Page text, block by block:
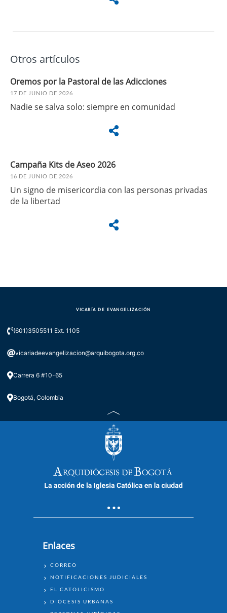
Otros artículos
Oremos por la Pastoral de las Adicciones
17 DE JUNIO DE 2026
Nadie se salva solo: siempre en comunidad
Campaña Kits de Aseo 2026
16 DE JUNIO DE 2026
Un signo de misericordia con las personas privadas
de la libertad
VICARÍA DE EVANGELIZACIÓN
(601)3505511 Ext. 1105
vicariadeevangelizacion@arquibogota.org.co
Carrera 6 #10-65
Bogotá, Colombia
Enlaces
ENLACES
CORREO
NOTIFICACIONES JUDICIALES
EL CATOLICISMO
DIÓCESIS URBANAS